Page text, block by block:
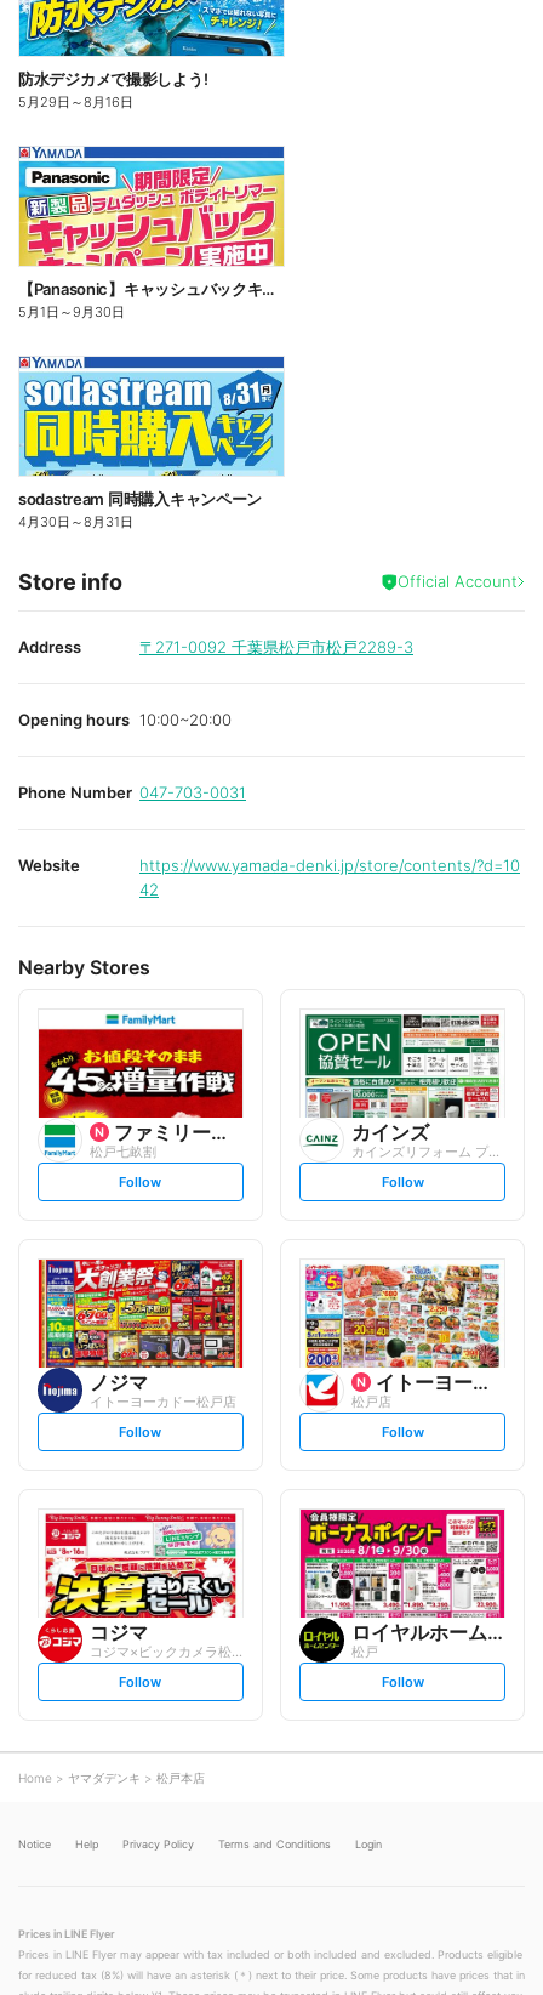
防水デジカメで撮影しよう!
5月29日 ～8月16日
【Panasonic】キャッシュバックキャンペーン
5月1日 ～9月30日
sodastream 同時購入キャンペーン
4月30日 ～8月31日
Store info Official Account
Address 〒271-0092 千葉県松戸市松戸2289-3
Opening hours 10:00~20:00
Phone Number 047-703-0031
Website
https://www.yamada-denki.jp/store/contents/?d=10
42
Nearby Stores
ファミリーマート
松戸七畝割
s
t
l
o
w
Follow
カインズ
カインズリフォーム プラーレ松戸店
s
t
o
w
Follow
ノジマ
イトーヨーカドー松戸店
s
t
l
o
w
Follow
イトーヨーカ堂
松戸店
s
t
l
o
w
Follow
コジマ
コジマ×ビックカメラ松戸店
s
t
o
w
Follow
ロイヤルホームセンター
松戸
s
t
Follow
Home ヤマダデンキ 松戸本店
Notice Help Privacy Policy Terms and Conditions Login
Prices in LINE Flyer
Prices in LINE Flyer may appear with tax included or both included and excluded. Products eligible
for reduced tax (8%) will have an asterisk (＊) next to their price. Some products have prices that in